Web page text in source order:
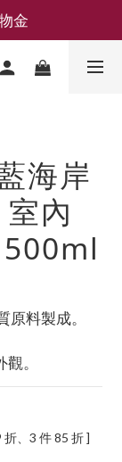
金
金
金
海岸
內
料製成。
。
折、3 件 85 折 ]